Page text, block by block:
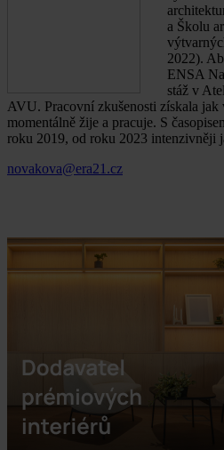
a Školu
2022).
ENSA
stáž v
AVU. Pracovní zkušenosti získala
momentálně žije a pracuje. S
roku 2019, od roku 2023 intenzivněji
novakova@era21.cz